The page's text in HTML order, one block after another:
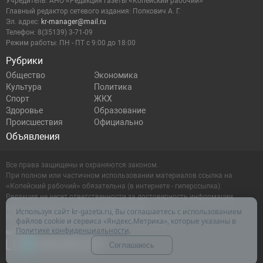
Рубрики
Общество
Экономика
Культура
Политика
Спорт
ЖКХ
Здоровье
Образование
Происшествия
Официально
Объявления
Главный редактор сетевого издания: Попкович А. Г.
Эл. адрес: kr-manager@mail.ru
Телефон: 8(35139) 3-71-09
Режим работы: ПН - ПТ с 9:00 до 18:00
Все права защищены и охраняются законом.
При полном или частичном использовании материалов ссылка на
«Копейский рабочий» обязательна (в интернете - гиперссылка).
Редакция не несет ответственности за достоверность информации,
содержащейся в рекламных объявлениях.
Настоящий ресурс может содержать материалы 16+
Используя сайт kr-gazeta.ru, Вы соглашаетесь с использованием
файлов cookie и сервиса «Яндекс.Метрика», которые указаны в
Политике конфиденциальности.
Соглашаюсь